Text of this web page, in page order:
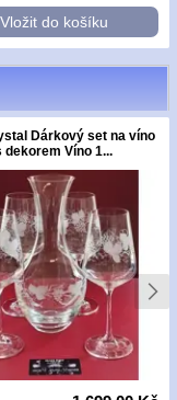
Vložit do košíku
Dárkový set na víno
dekorem Víno 1...